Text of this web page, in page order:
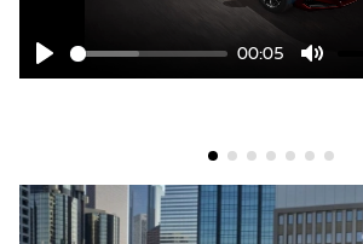
Play
00:05
Mute